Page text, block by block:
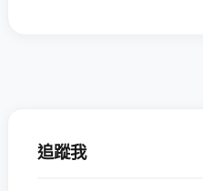
追蹤我